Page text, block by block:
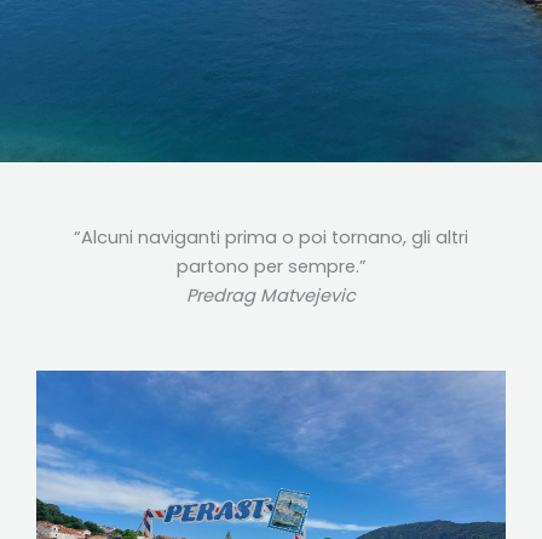
“Alcuni naviganti prima o poi tornano, gli altri
partono per sempre.”
Predrag Matvejevic